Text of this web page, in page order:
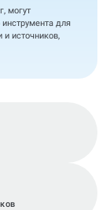
могут
инструмента для
источников,